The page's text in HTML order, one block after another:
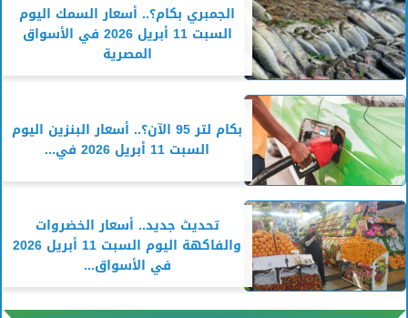
الجمبري بكام؟.. أسعار السمك اليوم
السبت 11 أبريل 2026 في الأسواق
المصرية
بكام لتر 95 الآن؟.. أسعار البنزين اليوم
السبت 11 أبريل 2026 في...
تحديث جديد.. أسعار الخضروات
والفاكهة اليوم السبت 11 أبريل 2026
في الأسواق...